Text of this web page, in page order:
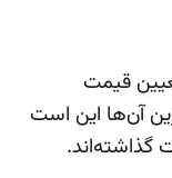
قیمت
آن‌ها این است
گذاشته‌اند.